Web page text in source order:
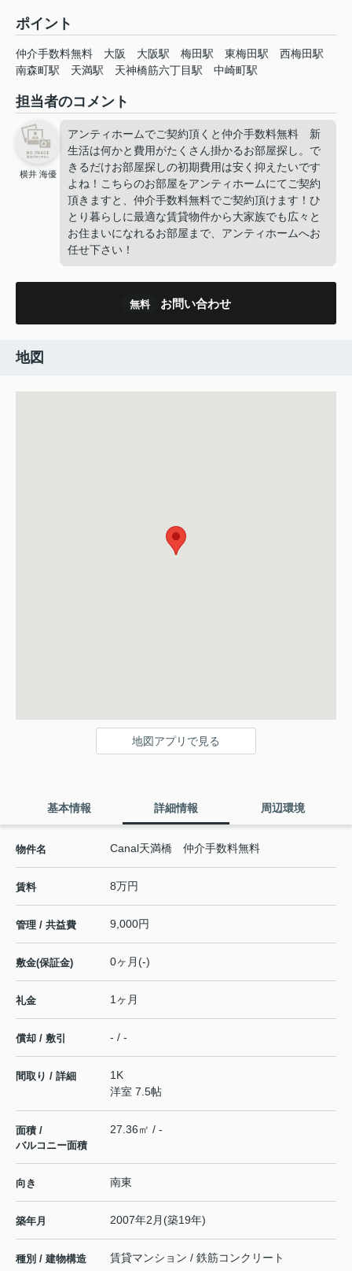
ポイント
仲介手数料無料 大阪 大阪駅 梅田駅 東梅田駅
西梅田駅
南森町駅
天満駅 天神橋筋六丁目駅 中崎町駅
担当者のコメント
横井 海優
アンティホームでご契約頂くと仲介手数料無料 新
生活は何かと費用がたくさん掛かるお部屋探し。で
きるだけお部屋探しの初期費用は安く抑えたいです
よね！こちらのお部屋をアンティホームにてご契約
頂きますと、仲介手数料無料でご契約頂けます！ひ
とり暮らしに最適な賃貸物件から大家族でも広々と
お住まいになれるお部屋まで、アンティホームへお
任せ下さい！
無料 お問い合わせ
地図
地図アプリで見る
基本情報 詳細情報 周辺環境
物件名 Canal天満橋 仲介手数料無料
賃料 8万円
管理 / 共益費 9,000円
敷金(保証金) 0ヶ月(-)
礼金 1ヶ月
償却 / 敷引 - / -
間取り / 詳細
1K
洋室 7.5帖
面積 /
バルコニー面積
27.36㎡ / -
向き 南東
築年月 2007年2月(築19年)
種別 / 建物構造 賃貸マンション / 鉄筋コンクリート